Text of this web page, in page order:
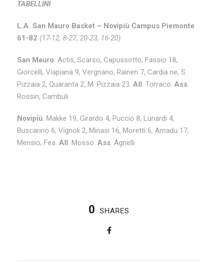
TABELLINI
L.A. San Mauro Basket – Novipiù Campus Piemonte
61-82 (17-12, 8-27, 20-23, 16-20)
San Mauro: Actis, Scarso, Capussotto, Fassio 18,
Giorcelli, Viapiana 9, Vergnano, Raineri 7, Cardia ne, S.
Pizzaia 2, Quaranta 2, M. Pizzaia 23. All. Torraco. Ass.
Rossin, Cambuli.
Novipiù: Makke 19, Girardo 4, Puccio 8, Lunardi 4,
Buscarino 6, Vignoli 2, Minasi 16, Moretti 6, Amadu 17,
Mensio, Fea. All. Mosso. Ass. Agnelli
0 SHARES